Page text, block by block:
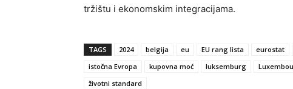
tržištu i ekonomskim integracijama.
TAGS 2024 belgija eu EU rang lista eurostat
istočna Evropa
kupovna moć luksemburg
životni standard